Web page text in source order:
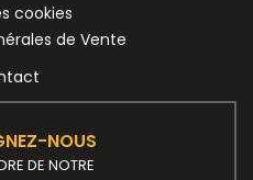
cookies
de Vente
NOUS
DE NOTRE